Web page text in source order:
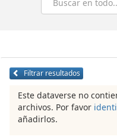
Filtrar resultados
Este dataverse no
archivos. Por favor
añadirlos.